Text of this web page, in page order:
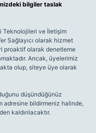
bilgiler taslak
Teknolojileri ve İletişim
Sağlayıcı olarak hizmet
proaktif olarak denetleme
Ancak, üyelerimiz
olup, siteye üye olarak
düşündüğünüz
adresine bildirmeniz halinde,
kaldırılacaktır.